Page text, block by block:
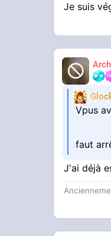
Je suis
Vpus
faut
J'ai déjà